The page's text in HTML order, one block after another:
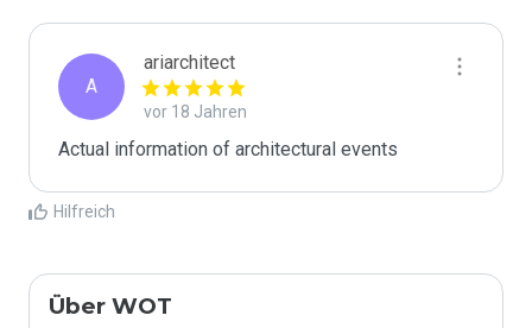
A
ariarchitect
vor 18 Jahren
Actual information of architectural events
Hilfreich
Über WOT